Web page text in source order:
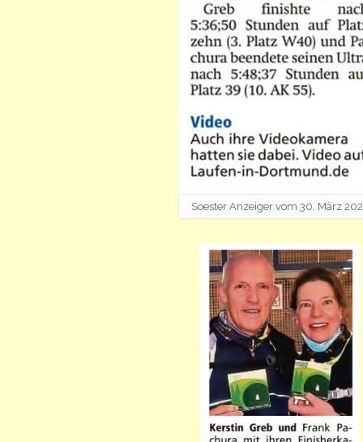
Soester Anzeiger vom 30. März